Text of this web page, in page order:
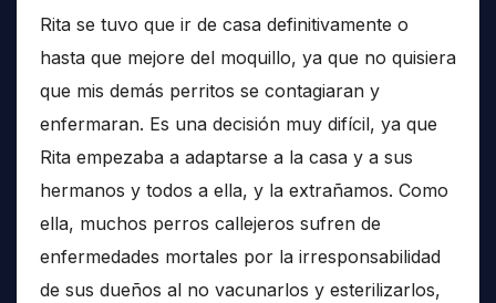
Rita se tuvo que ir de casa definitivamente o
hasta que mejore del moquillo, ya que no quisiera
que mis demás perritos se contagiaran y
enfermaran. Es una decisión muy difícil, ya que
Rita empezaba a adaptarse a la casa y a sus
hermanos y todos a ella, y la extrañamos. Como
ella, muchos perros callejeros sufren de
enfermedades mortales por la irresponsabilidad
de sus dueños al no vacunarlos y esterilizarlos,